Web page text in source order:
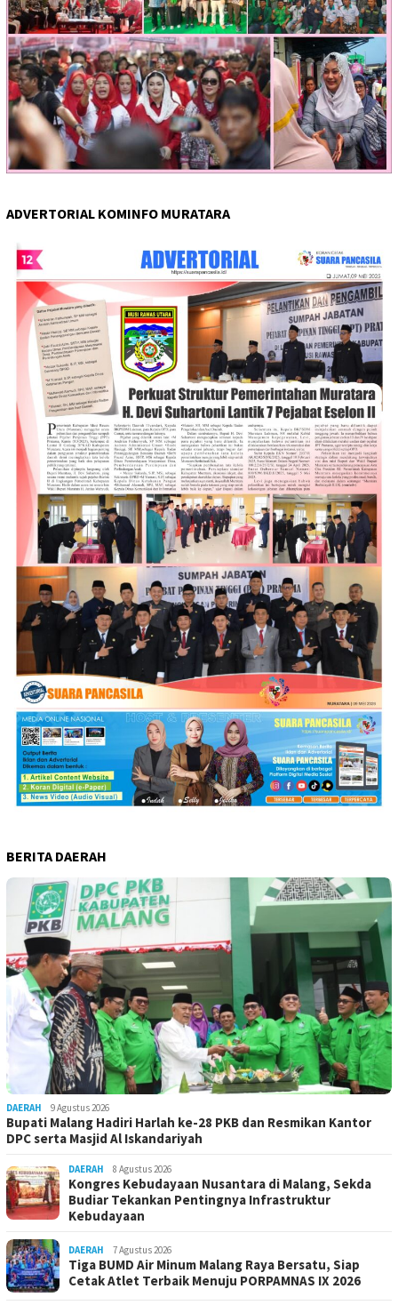
ADVERTORIAL KOMINFO MURATARA
BERITA DAERAH
DAERAH 9 Agustus 2026
Bupati Malang Hadiri Harlah ke-28 PKB dan Resmikan Kantor
DPC serta Masjid Al Iskandariyah
DAERAH 8 Agustus 2026
Kongres Kebudayaan Nusantara di Malang, Sekda
Budiar Tekankan Pentingnya Infrastruktur
Kebudayaan
DAERAH 7 Agustus 2026
Tiga BUMD Air Minum Malang Raya Bersatu, Siap
Cetak Atlet Terbaik Menuju PORPAMNAS IX 2026